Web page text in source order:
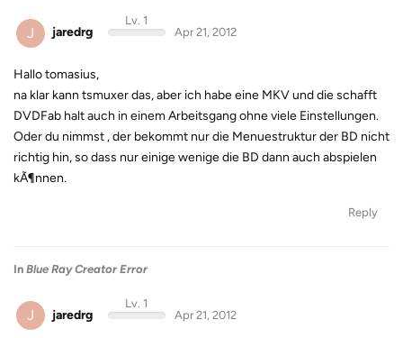
J jaredrg
Lv. 1
Apr 21, 2012
Hallo tomasius,
na klar kann tsmuxer das, aber ich habe eine MKV und die schafft
DVDFab halt auch in einem Arbeitsgang ohne viele Einstellungen.
Oder du nimmst , der bekommt nur die Menuestruktur der BD nicht
richtig hin, so dass nur einige wenige die BD dann auch abspielen
kÃ¶nnen.
Reply
In Blue Ray Creator Error
J jaredrg
Lv. 1
Apr 21, 2012